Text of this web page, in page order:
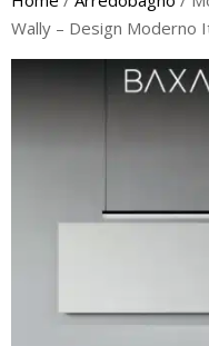
Wally – Design Moderno